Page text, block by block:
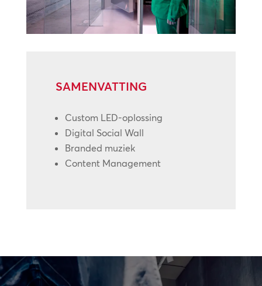
SAMENVATTING
Custom LED-oplossing
Digital Social Wall
Branded muziek
Content Management